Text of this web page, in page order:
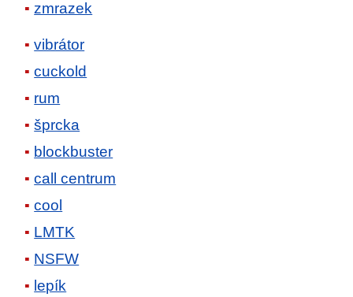
zmrazek
vibrátor
cuckold
rum
šprcka
blockbuster
call centrum
cool
LMTK
NSFW
lepík